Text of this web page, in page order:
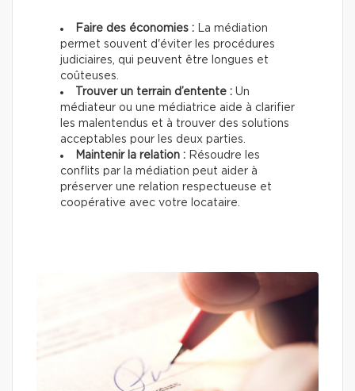
Faire des économies : La médiation
permet souvent d'éviter les procédures
judiciaires, qui peuvent être longues et
coûteuses.
Trouver un terrain d’entente : Un
médiateur ou une médiatrice aide à clarifier
les malentendus et à trouver des solutions
acceptables pour les deux parties.
Maintenir la relation : Résoudre les
conflits par la médiation peut aider à
préserver une relation respectueuse et
coopérative avec votre locataire.